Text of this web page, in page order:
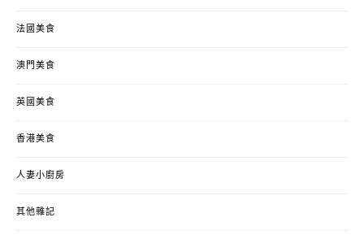
法國美食
澳門美食
英國美食
香港美食
人妻小廚房
其他雜記